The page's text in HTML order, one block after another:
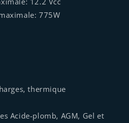
775W
thermique
Acide-plomb, AGM, Gel et